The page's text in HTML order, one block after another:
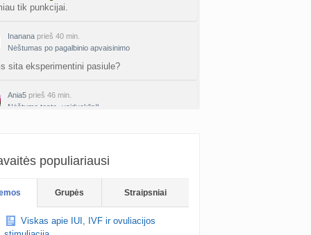
Šviesa777 prieš 2 d.
po hemorojaus operacijos
Svaja1234 prieš 3 d.
TD asistentė prieš 3 d.
klausimai apie cezario pjūvį (+2)
tik punkcijai.
Inanana prieš 40 min.
Nėštumas po pagalbinio apvaisinimo
sita eksperimentini pasiule?
Ania5 prieš 46 min.
Nėštumo testo „vaiduokliai“
populiariausi
Grupės Straipsniai
Viskas apie IUI, IVF ir ovuliacijos